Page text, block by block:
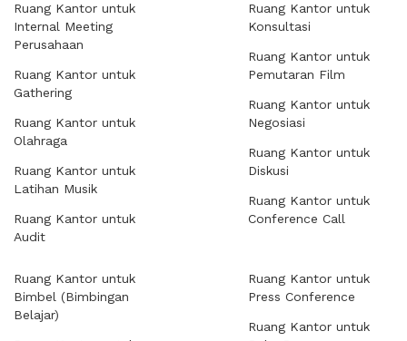
Ruang Kantor untuk
Internal Meeting
Perusahaan
Ruang Kantor untuk
Gathering
Ruang Kantor untuk
Olahraga
Ruang Kantor untuk
Latihan Musik
Ruang Kantor untuk
Audit
Ruang Kantor untuk
Konsultasi
Ruang Kantor untuk
Pemutaran Film
Ruang Kantor untuk
Negosiasi
Ruang Kantor untuk
Diskusi
Ruang Kantor untuk
Conference Call
Ruang Kantor untuk
Bimbel (Bimbingan
Belajar)
Ruang Kantor untuk
Press Conference
Ruang Kantor untuk